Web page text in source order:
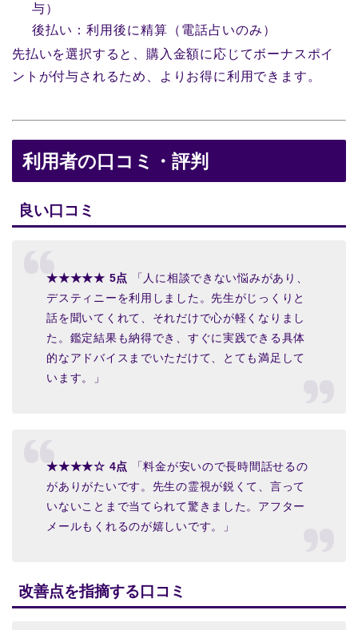
与）
後払い：利用後に精算（電話占いのみ）
先払いを選択すると、購入金額に応じてボーナスポイ
ントが付与されるため、よりお得に利用できます。
利用者の口コミ・評判
良い口コミ
★★★★★ 5点 「人に相談できない悩みがあり、
デスティニーを利用しました。先生がじっくりと
話を聞いてくれて、それだけで心が軽くなりまし
た。鑑定結果も納得でき、すぐに実践できる具体
的なアドバイスまでいただけて、とても満足して
います。」
★★★★☆ 4点 「料金が安いので長時間話せるの
がありがたいです。先生の霊視が鋭くて、言って
いないことまで当てられて驚きました。アフター
メールもくれるのが嬉しいです。」
改善点を指摘する口コミ